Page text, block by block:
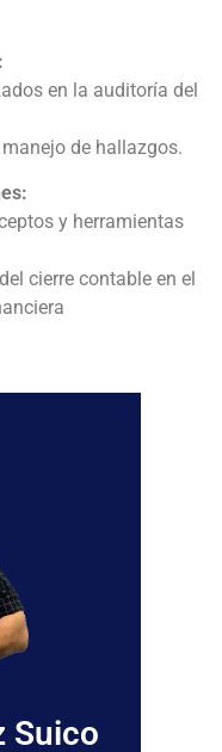
en la auditoría del
de hallazgos.
y herramientas
cierre contable en el
financiera
Suico